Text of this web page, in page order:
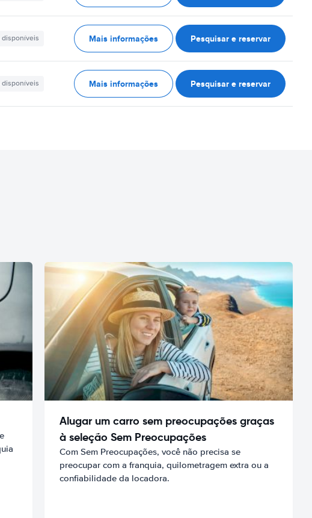
disponíveis Mais informações Pesquisar e reservar
disponíveis Mais informações Pesquisar e reservar
Alugar um carro sem preocupações graças
à seleção Sem Preocupações
Com Sem Preocupações, você não precisa se
preocupar com a franquia, quilometragem extra ou a
confiabilidade da locadora.